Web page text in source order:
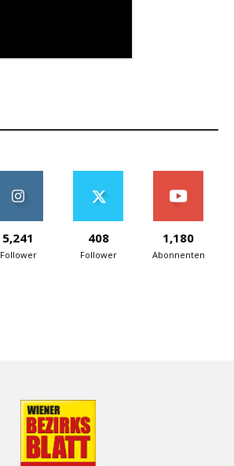
5,241
Follower
408
Follower
1,180
Abonnenten